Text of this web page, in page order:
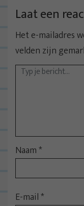
t
n
a
v
i
e
Laat een
Het e-mailadres
velden zijn
Naam*
E-mail*